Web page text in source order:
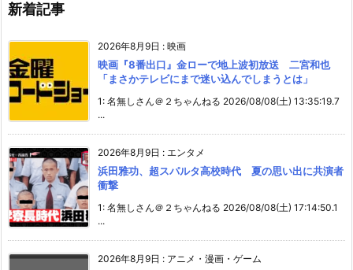
新着記事
2026年8月9日 : 映画
映画『8番出口』金ローで地上波初放送 二宮和也
「まさかテレビにまで迷い込んでしまうとは」
1: 名無しさん＠２ちゃんねる 2026/08/08(土) 13:35:19.7
...
2026年8月9日 : エンタメ
浜田雅功、超スパルタ高校時代 夏の思い出に共演者
衝撃
1: 名無しさん＠２ちゃんねる 2026/08/08(土) 17:14:50.1
...
2026年8月9日 : アニメ・漫画・ゲーム